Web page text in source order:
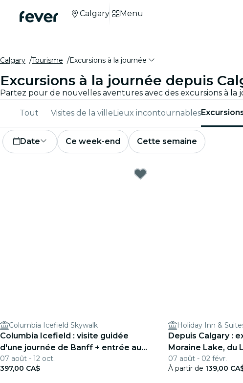
Calgary Menu
Calgary Tourisme Excursions à la journée
Excursions à la journée depuis
Tout Visites de la villeLieux incontournables
Date Ce week-end Cette semaine
Columbia Icefield Skywalk
Columbia Icefield : visite guidée
d'une journée de Banff + entrée au
Skywalk + déjeuner
07 août - 12 oct.
397,00 CA$
Holiday Inn &
Depuis Calgary :
Moraine Lake, du
Banff
07 août - 02 févr.
À partir de 139,00